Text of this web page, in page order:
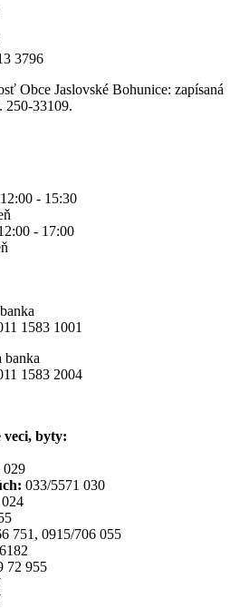
3796
Obce Jaslovské Bohunice: zapísaná
250-33109.
- 15:30
- 17:00
1583 1001
banka
1583 2004
veci, byty:
029
033/5571 030
751, 0915/706 055
72 955